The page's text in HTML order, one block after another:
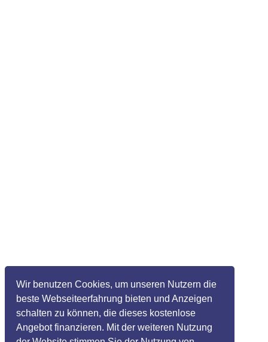
Wir benutzen Cookies, um unseren Nutzern die
beste Webseiteerfahrung bieten und Anzeigen
schalten zu können, die dieses kostenlose
Angebot finanzieren. Mit der weiteren Nutzung